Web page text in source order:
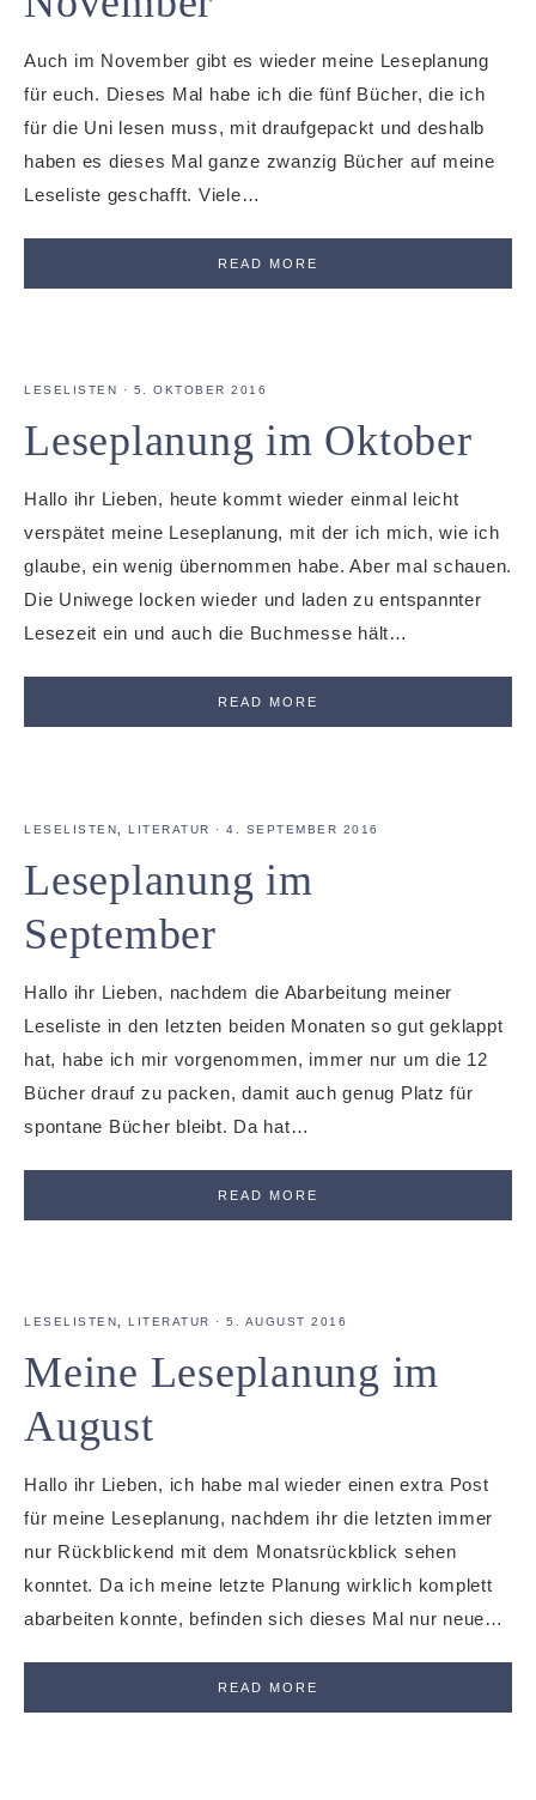
Auch im November gibt es wieder meine Leseplanung
für euch. Dieses Mal habe ich die fünf Bücher, die ich
für die Uni lesen muss, mit draufgepackt und deshalb
haben es dieses Mal ganze zwanzig Bücher auf meine
Leseliste geschafft. Viele…
READ MORE
LESELISTEN · 5. OKTOBER 2016
Leseplanung im Oktober
Hallo ihr Lieben, heute kommt wieder einmal leicht
verspätet meine Leseplanung, mit der ich mich, wie ich
glaube, ein wenig übernommen habe. Aber mal schauen.
Die Uniwege locken wieder und laden zu entspannter
Lesezeit ein und auch die Buchmesse hält…
READ MORE
LESELISTEN LITERATUR · 4. SEPTEMBER 2016
Leseplanung im
September
Hallo ihr Lieben, nachdem die Abarbeitung meiner
Leseliste in den letzten beiden Monaten so gut geklappt
hat, habe ich mir vorgenommen, immer nur um die 12
Bücher drauf zu packen, damit auch genug Platz für
spontane Bücher bleibt. Da hat…
READ MORE
LESELISTEN LITERATUR · 5. AUGUST 2016
Meine Leseplanung im
August
Hallo ihr Lieben, ich habe mal wieder einen extra Post
für meine Leseplanung, nachdem ihr die letzten immer
nur Rückblickend mit dem Monatsrückblick sehen
konntet. Da ich meine letzte Planung wirklich komplett
abarbeiten konnte, befinden sich dieses Mal nur neue…
READ MORE